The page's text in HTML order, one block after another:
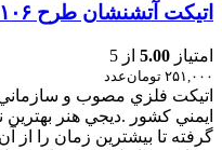
اتیکت آتشنشان طرح ۱۰۶-۱۲۵
امتیاز 5.00 از 5
۲۵۱,۰۰۰ تومانعدد
اتيکت فلزي مصوب و
ايمني کشور .ديجي هنر
گرفته تا بيشترين زمان را از